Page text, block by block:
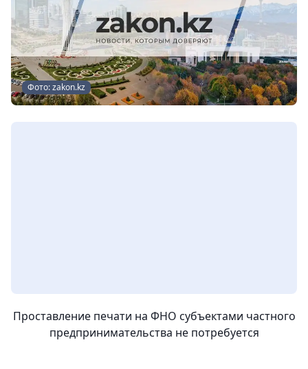
Фото: zakon.kz
Проставление печати на ФНО субъектами частного
предпринимательства не потребуется